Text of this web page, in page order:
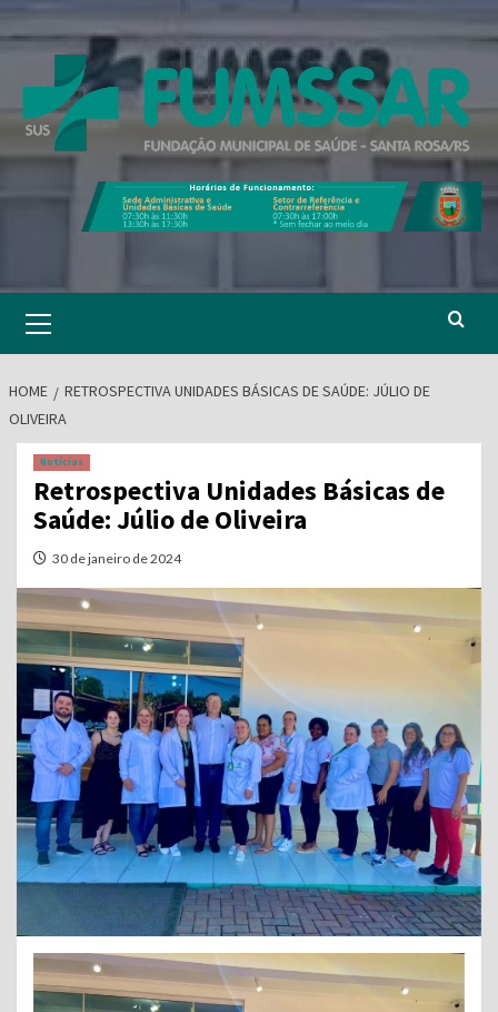
to
Menu
HOME
RETROSPECTIVA UNIDADES BÁSICAS DE SAÚDE: JÚLIO DE
OLIVEIRA
Notícias
Retrospectiva Unidades Básicas de
Saúde: Júlio de Oliveira
30 de janeiro de 2024